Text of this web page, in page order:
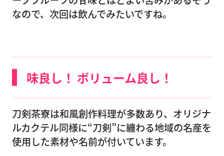
なので、次回は飲んでみたいですね。
味良し！ ボリューム良し！
刀剣茶寮は和風創作料理が多数あり、オリジナ
ルカクテル同様に“刀剣”に纏わる地域の名産を
使用した素材や名前が付いています。